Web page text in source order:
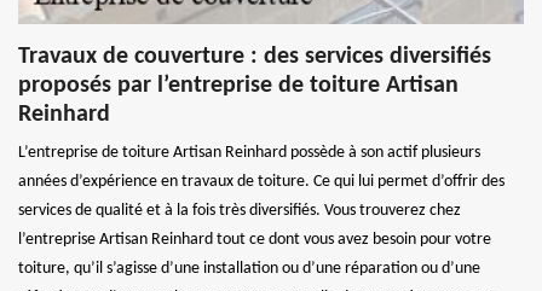
Travaux de couverture : des services diversifiés
proposés par l’entreprise de toiture Artisan
Reinhard
L’entreprise de toiture Artisan Reinhard possède à son actif plusieurs
années d’expérience en travaux de toiture. Ce qui lui permet d’offrir des
services de qualité et à la fois très diversifiés. Vous trouverez chez
l’entreprise Artisan Reinhard tout ce dont vous avez besoin pour votre
toiture, qu’il s’agisse d’une installation ou d’une réparation ou d’une